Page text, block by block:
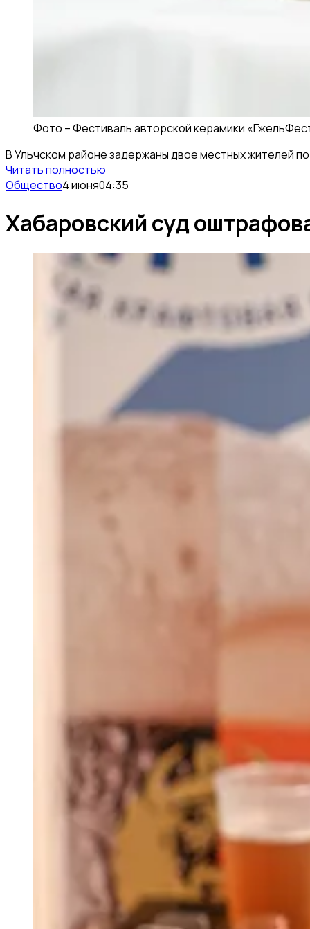
Фото –Фестиваль авторской керамики
В Ульчском районе задержаны двое местных жителей
Читать полностью
Общество4 июня04:35
Хабаровский суд